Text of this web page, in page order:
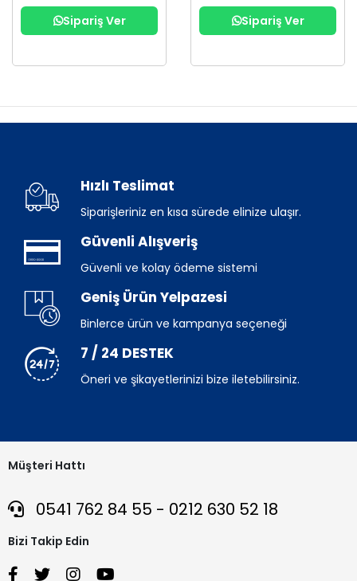
Sipariş Ver Sipariş Ver
Hızlı Teslimat
Siparişleriniz en kısa sürede elinize ulaşır.
Güvenli Alışveriş
Güvenli ve kolay ödeme sistemi
Geniş Ürün Yelpazesi
Binlerce ürün ve kampanya seçeneği
7 / 24 DESTEK
Öneri ve şikayetlerinizi bize iletebilirsiniz.
Müşteri Hattı
0541 762 84 55 - 0212 630 52 18
Bizi Takip Edin